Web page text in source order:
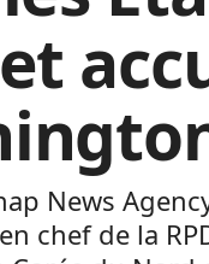
News
chef de la